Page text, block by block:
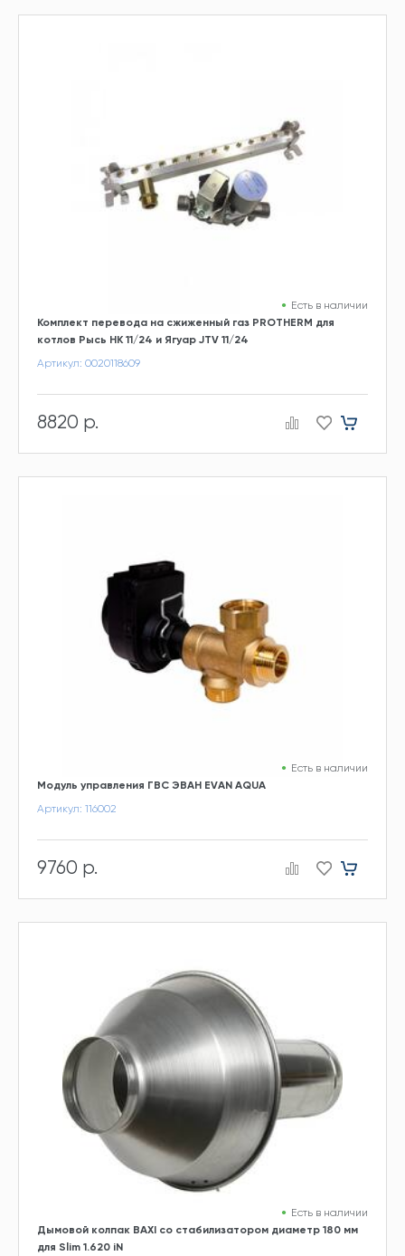
Есть в наличии
Комплект перевода на сжиженный газ PROTHERM для
котлов Рысь НК 11/24 и Ягуар JTV 11/24
Артикул: 0020118609
8820 р.
Есть в наличии
Модуль управления ГВС ЭВАН EVAN AQUA
Артикул: 116002
9760 р.
Есть в наличии
Дымовой колпак BAXI со стабилизатором диаметр 180 мм
для Slim 1.620 iN